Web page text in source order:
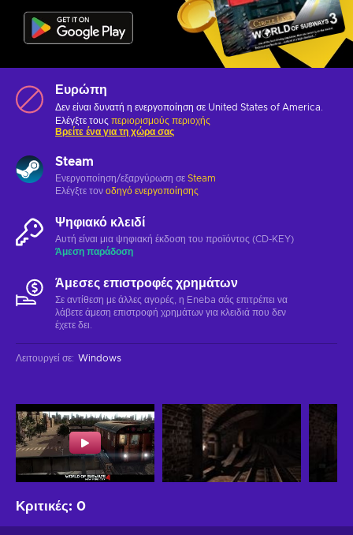
Ευρώπη
Δεν είναι δυνατή η ενεργοποίηση σε United States of America.
Ελέγξτε τους περιορισμούς περιοχής
Βρείτε ένα για τη χώρα σας
Steam
Ενεργοποίηση/εξαργύρωση σε Steam
Ελέγξτε τον οδηγό ενεργοποίησης
Ψηφιακό κλειδί
Αυτή είναι μια ψηφιακή έκδοση του προϊόντος (CD-KEY)
Άμεση παράδοση
Άμεσες επιστροφές χρημάτων
Σε αντίθεση με άλλες αγορές, η Eneba σάς επιτρέπει να
λάβετε άμεση επιστροφή χρημάτων για κλειδιά που δεν
έχετε δει.
Λειτουργεί σε: Windows
Κριτικές: 0